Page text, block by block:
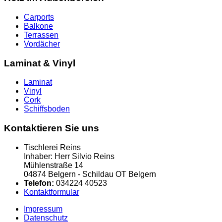
Carports
Balkone
Terrassen
Vordächer
Laminat & Vinyl
Laminat
Vinyl
Cork
Schiffsboden
Kontaktieren Sie uns
Tischlerei Reins
Inhaber: Herr Silvio Reins
Mühlenstraße 14
04874 Belgern - Schildau OT Belgern
Telefon: 034224 40523
Kontaktformular
Impressum
Datenschutz